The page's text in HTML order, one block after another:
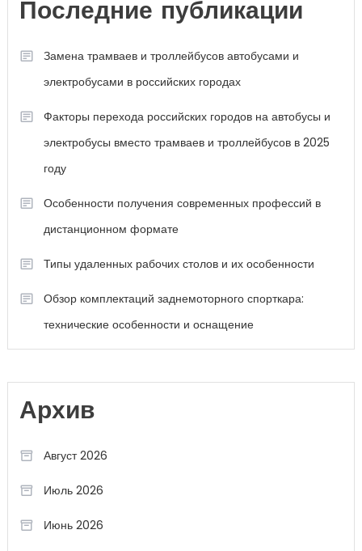
Последние публикации
Замена трамваев и троллейбусов автобусами и
электробусами в российских городах
Факторы перехода российских городов на автобусы и
электробусы вместо трамваев и троллейбусов в 2025
году
Особенности получения современных профессий в
дистанционном формате
Типы удаленных рабочих столов и их особенности
Обзор комплектаций заднемоторного спорткара:
технические особенности и оснащение
Архив
Август 2026
Июль 2026
Июнь 2026